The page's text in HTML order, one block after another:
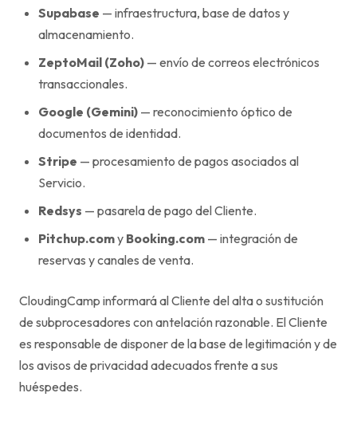
Supabase — infraestructura, base de datos y
almacenamiento.
ZeptoMail (Zoho) — envío de correos electrónicos
transaccionales.
Google (Gemini) — reconocimiento óptico de
documentos de identidad.
Stripe — procesamiento de pagos asociados al
Servicio.
Redsys — pasarela de pago del Cliente.
Pitchup.comy Booking.com — integración de
reservas y canales de venta.
CloudingCamp informará al Cliente del alta o sustitución
de subprocesadores con antelación razonable. El Cliente
es responsable de disponer de la base de legitimación y de
los avisos de privacidad adecuados frente a sus
huéspedes.